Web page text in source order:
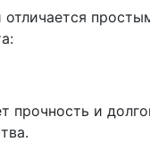
отличается
прочность и